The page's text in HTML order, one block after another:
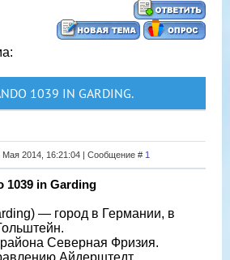
1039 IN GARDING.
Мая 2014, 16:21:04 | Сообщение # 1
1039 in Garding
— город в Германии, в
района Северная Фризия.
Айдерштедт.